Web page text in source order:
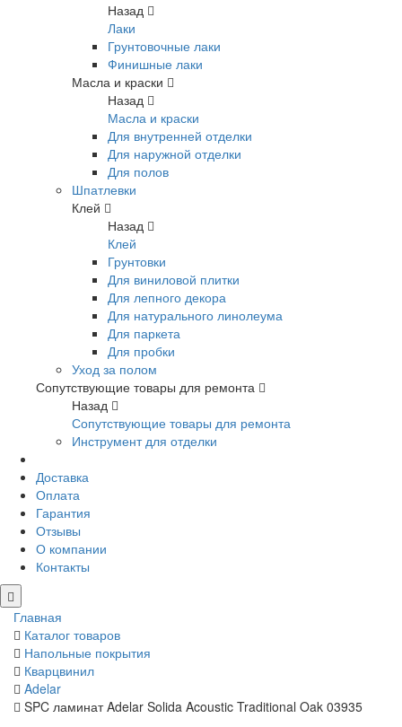
Назад
Лаки
Грунтовочные лаки
Финишные лаки
Масла и краски
Назад
Масла и краски
Для внутренней отделки
Для наружной отделки
Для полов
Шпатлевки
Клей
Назад
Клей
Грунтовки
Для виниловой плитки
Для лепного декора
Для натурального линолеума
Для паркета
Для пробки
Уход за полом
Сопутствующие товары для ремонта
Назад
Сопутствующие товары для ремонта
Инструмент для отделки
Доставка
Оплата
Гарантия
Отзывы
О компании
Контакты
Главная
Каталог товаров
Напольные покрытия
Кварцвинил
Adelar
SPC ламинат Adelar Solida Acoustic Traditional Oak 03935